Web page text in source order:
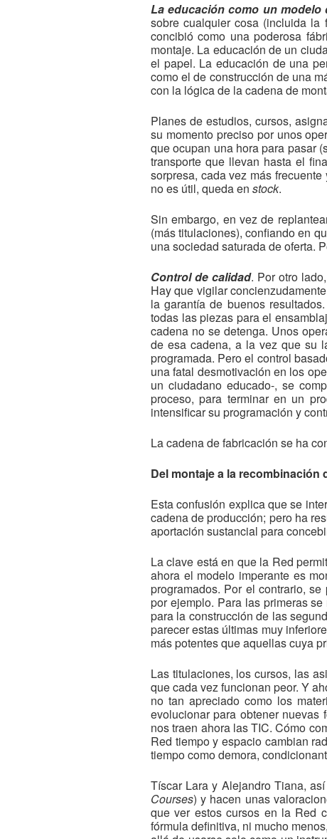
La educación como un modelo
sobre cualquier cosa (incluida
concibió como una poderosa
montaje. La educación de un
el papel. La educación de una
como el de construcción de una
con la lógica de la cadena de
Planes de estudios, cursos,
su momento preciso por unos
que ocupan una hora para pasar
transporte que llevan hasta el
sorpresa, cada vez más
no es útil, queda en stock.
Sin embargo, en vez de
(más titulaciones), confiando en
una sociedad saturada de oferta.
Control de calidad. Por otro
Hay que vigilar
la garantía de buenos
todas las piezas para el
cadena no se detenga. Unos
de esa cadena, a la vez que su
programada. Pero el control
una fatal desmotivación en los
un ciudadano educado-, se
proceso, para terminar en un
intensificar su programación y
La cadena de fabricación se ha
Del montaje a la recombinación
Esta confusión explica que se
cadena de producción; pero ha
aportación sustancial para
La clave está en que la Red
ahora el modelo imperante es
programados. Por el contrario,
por ejemplo. Para las primeras
para la construcción de las
parecer estas últimas muy
más potentes que aquellas cuya
Las titulaciones, los cursos, las
que cada vez funcionan peor. Y
no tan apreciado como los
evolucionar para obtener
nos traen ahora las TIC. Cómo
Red tiempo y espacio cambian
tiempo como demora,
Tíscar Lara y Alejandro Tiana,
Courses) y hacen unas
que ver estos cursos en la Red
fórmula definitiva, ni mucho